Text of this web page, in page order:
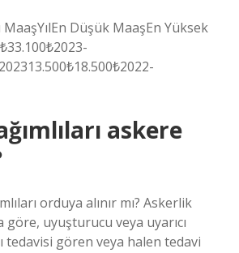
Düşük MaaşEn Yüksek
askere
orduya alınır mı? Askerlik
göre, uyuşturucu veya uyarıcı
tedavisi gören veya halen tedavi